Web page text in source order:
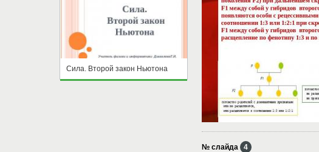
Сила. Второй закон Ньютона
№ слайда 4